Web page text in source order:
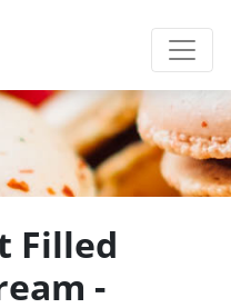
Filled
-